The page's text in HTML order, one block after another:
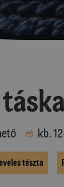
kb.
tészta